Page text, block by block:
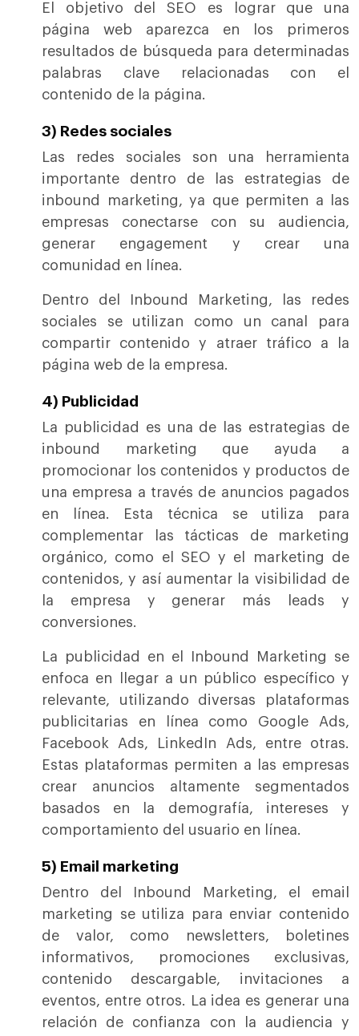
El objetivo del SEO es lograr que una
página web aparezca en los primeros
resultados de búsqueda para determinadas
palabras clave relacionadas con el
contenido de la página.
3) Redes sociales
Las redes sociales son una herramienta
importante dentro de las estrategias de
inbound marketing, ya que permiten a las
empresas conectarse con su audiencia,
generar engagement y crear una
comunidad en línea.
Dentro del Inbound Marketing, las redes
sociales se utilizan como un canal para
compartir contenido y atraer tráfico a la
página web de la empresa.
4) Publicidad
La publicidad es una de las estrategias de
inbound marketing que ayuda a
promocionar los contenidos y productos de
una empresa a través de anuncios pagados
en línea. Esta técnica se utiliza para
complementar las tácticas de marketing
orgánico, como el SEO y el marketing de
contenidos, y así aumentar la visibilidad de
la empresa y generar más leads y
conversiones.
La publicidad en el Inbound Marketing se
enfoca en llegar a un público específico y
relevante, utilizando diversas plataformas
publicitarias en línea como Google Ads,
Facebook Ads, LinkedIn Ads, entre otras.
Estas plataformas permiten a las empresas
crear anuncios altamente segmentados
basados en la demografía, intereses y
comportamiento del usuario en línea.
5) Email marketing
Dentro del Inbound Marketing, el email
marketing se utiliza para enviar contenido
de valor, como newsletters, boletines
informativos, promociones exclusivas,
contenido descargable, invitaciones a
eventos, entre otros. La idea es generar una
relación de confianza con la audiencia y